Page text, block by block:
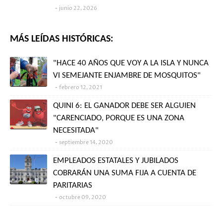
junio 22, 2026
MÁS LEÍDAS HISTÓRICAS:
"HACE 40 AÑOS QUE VOY A LA ISLA Y NUNCA
VI SEMEJANTE ENJAMBRE DE MOSQUITOS"
febrero 12, 2021
QUINI 6: EL GANADOR DEBE SER ALGUIEN
"CARENCIADO, PORQUE ES UNA ZONA
NECESITADA"
septiembre 14, 2020
EMPLEADOS ESTATALES Y JUBILADOS
COBRARÁN UNA SUMA FIJA A CUENTA DE
PARITARIAS
octubre 09, 2020